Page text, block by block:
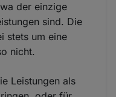
der einzige
sind. Die
stets um eine
nicht.
Leistungen als